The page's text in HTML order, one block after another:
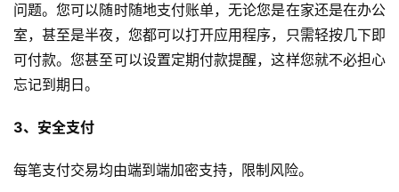
问题。您可以随时随地支付账单，无论您是在家还是在办公
室，甚至是半夜，您都可以打开应用程序，只需轻按几下即
可付款。您甚至可以设置定期付款提醒，这样您就不必担心
忘记到期日。
3、安全支付
每笔支付交易均由端到端加密支持，限制风险。